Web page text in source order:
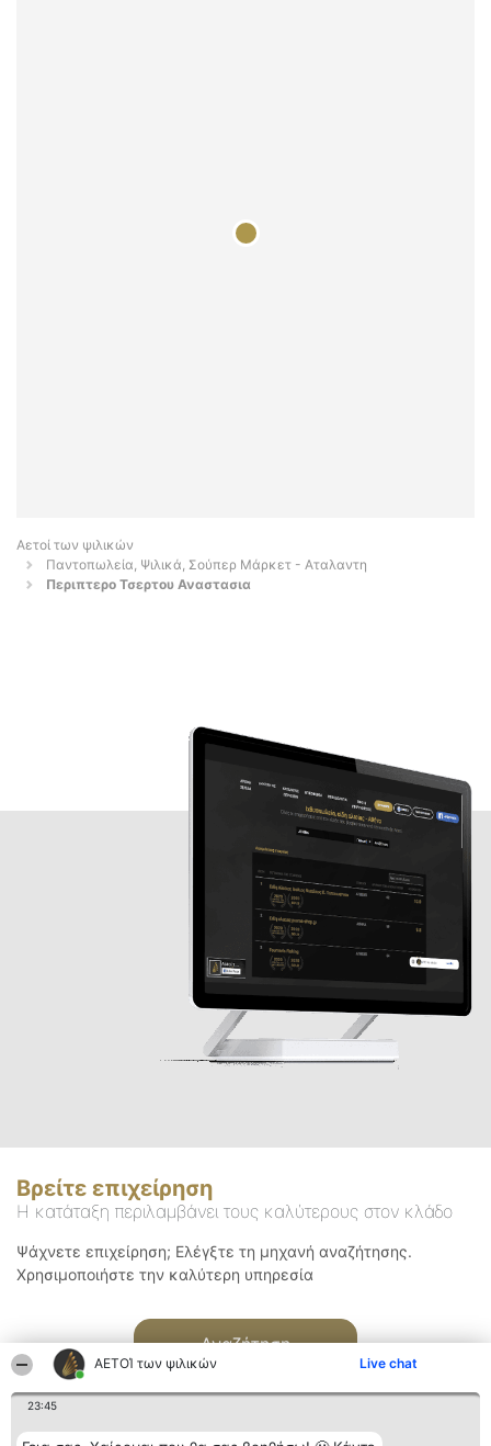
ΑΕΤΟΊ των ψιλικών Live chat
23:45
Αετοί των ψιλικών
Παντοπωλεία, Ψιλικά, Σούπερ Μάρκετ - Αταλαντη
Περιπτερο Τσερτου Αναστασια
Βρείτε επιχείρηση
Η κατάταξη περιλαμβάνει τους καλύτερους στον κλάδο
Ψάχνετε επιχείρηση; Ελέγξτε τη μηχανή αναζήτησης.
Χρησιμοποιήστε την καλύτερη υπηρεσία
Αναζήτηση